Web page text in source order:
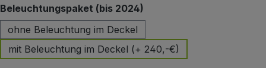
Beleuchtungspaket (bis 2024)
ohne Beleuchtung im Deckel
mit Beleuchtung im Deckel (+ 240,-€)